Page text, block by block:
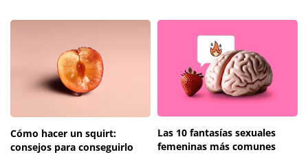
Cómo hacer un squirt:
consejos para conseguirlo
Las 10 fantasías sexuales
femeninas más comunes